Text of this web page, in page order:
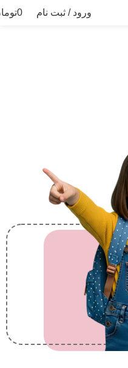
ورود / ثبت نام 0